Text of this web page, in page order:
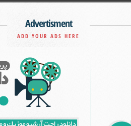
Advertisment
ADD YOUR ADS HERE